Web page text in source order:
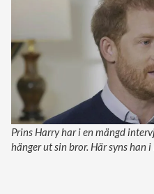
Prins Harry har i en mängd
hänger ut sin bror. Här syns han i